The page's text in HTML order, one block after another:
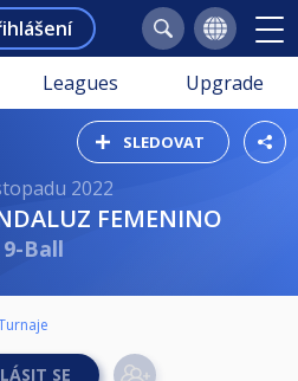
Leagues Upgrade
SLEDOVAT
2022
FEMENINO
9-Ball